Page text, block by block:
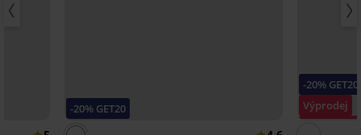
-20% GET20
-20% GET20
Výprodej